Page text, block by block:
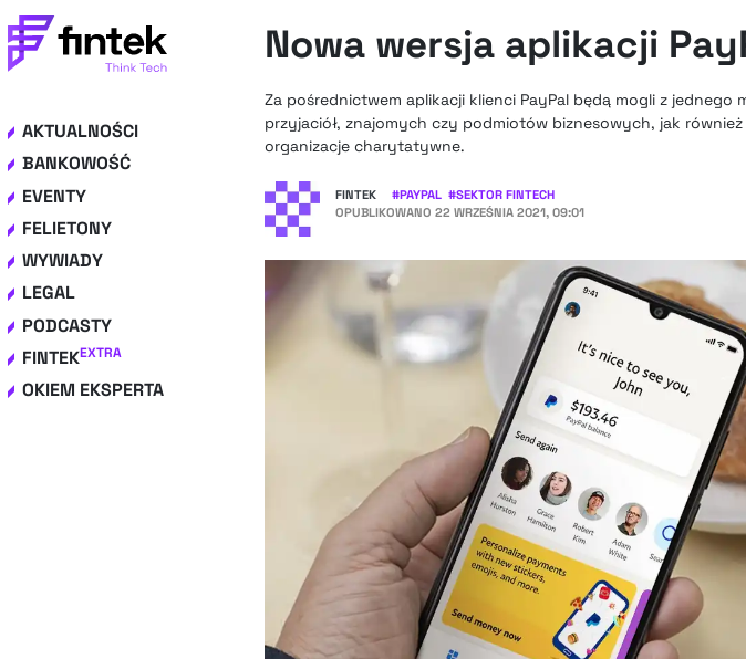
AKTUALNOŚCI
BANKOWOŚĆ
EVENTY
FELIETONY
WYWIADY
LEGAL
PODCASTY
FINTEKEXTRA
OKIEM EKSPERTA
Nowa wersja aplikacji
Za pośrednictwem aplikacji klienci PayPal będą mogli z jednego
przyjaciół, znajomych czy podmiotów biznesowych, jak
organizacje charytatywne.
FINTEK #PAYPAL #SEKTOR FINTECH
OPUBLIKOWANO 22 WRZEŚNIA 2021, 09:01